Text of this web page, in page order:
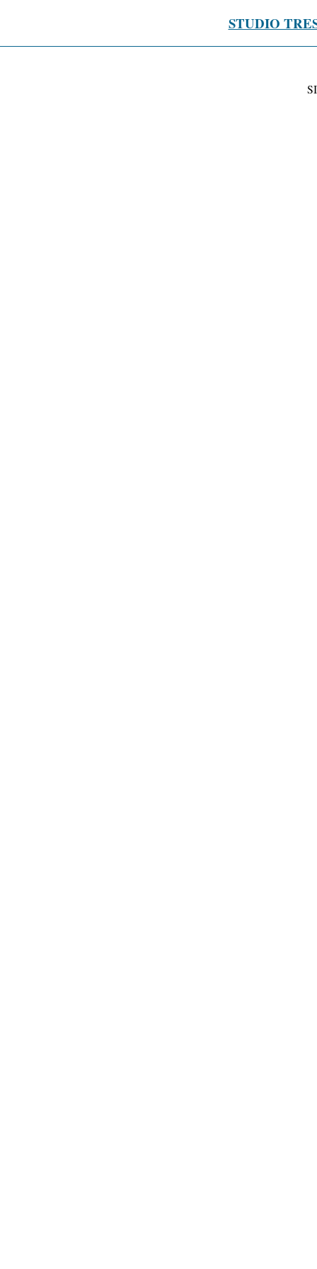
STUDIO